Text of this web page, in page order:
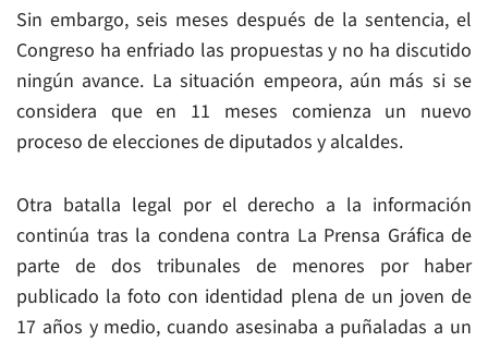
Sin embargo, seis meses después de la sentencia, el
Congreso ha enfriado las propuestas y no ha discutido
ningún avance. La situación empeora, aún más si se
considera que en 11 meses comienza un nuevo
proceso de elecciones de diputados y alcaldes.
Otra batalla legal por el derecho a la información
continúa tras la condena contra La Prensa Gráfica de
parte de dos tribunales de menores por haber
publicado la foto con identidad plena de un joven de
17 años y medio, cuando asesinaba a puñaladas a un